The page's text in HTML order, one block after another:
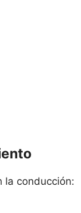
la conducción: